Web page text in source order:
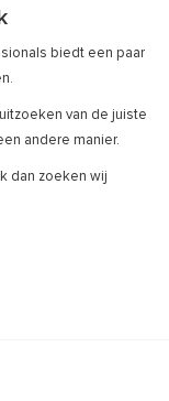
biedt een paar
van de juiste
andere manier.
dan zoeken wij